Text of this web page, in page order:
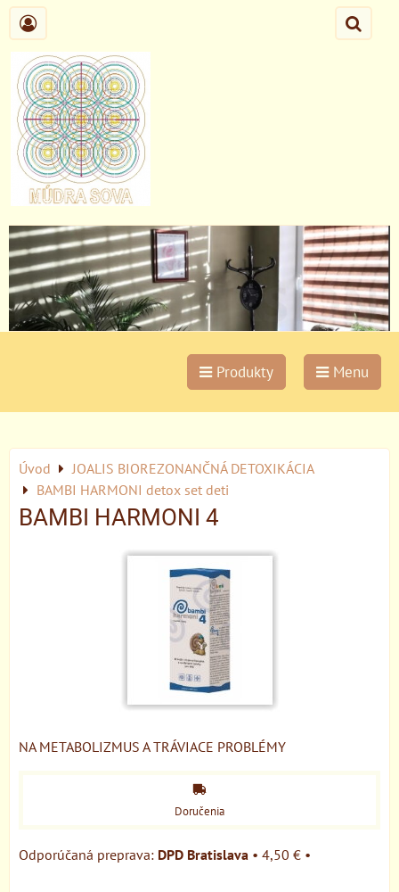
Produkty Menu
Úvod
JOALIS BIOREZONANČNÁ DETOXIKÁCIA
BAMBI HARMONI detox set deti
BAMBI HARMONI 4
NA METABOLIZMUS A TRÁVIACE PROBLÉMY
Doručenia
DPD Bratislava • 4,50 € •